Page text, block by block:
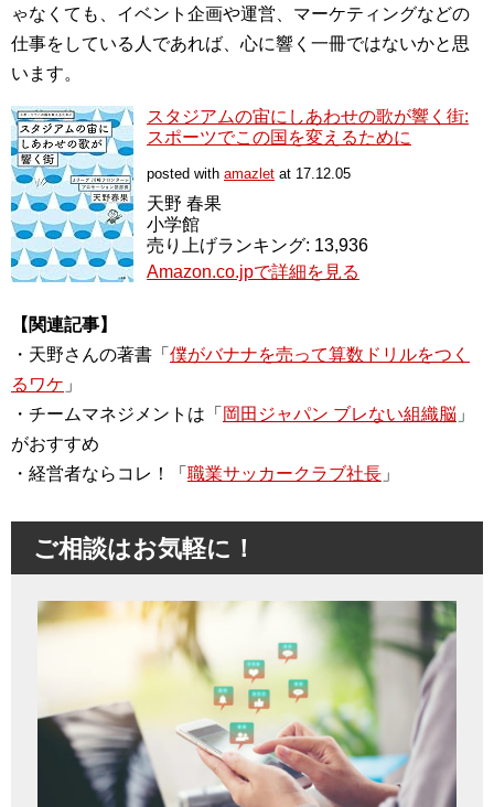
ゃなくても、イベント企画や運営、マーケティングなどの
仕事をしている人であれば、心に響く一冊ではないかと思
います。
スタジアムの宙にしあわせの歌が響く街:
スポーツでこの国を変えるために
posted with amazlet at 17.12.05
天野 春果
小学館
売り上げランキング: 13,936
Amazon.co.jpで詳細を見る
【関連記事】
・天野さんの著書「 僕がバナナを売って算数ドリルをつく
るワケ 」
・チームマネジメントは「 岡田ジャパン ブレない組織脳 」
がおすすめ
・経営者ならコレ！「 職業サッカークラブ社長 」
ご相談はお気軽に！